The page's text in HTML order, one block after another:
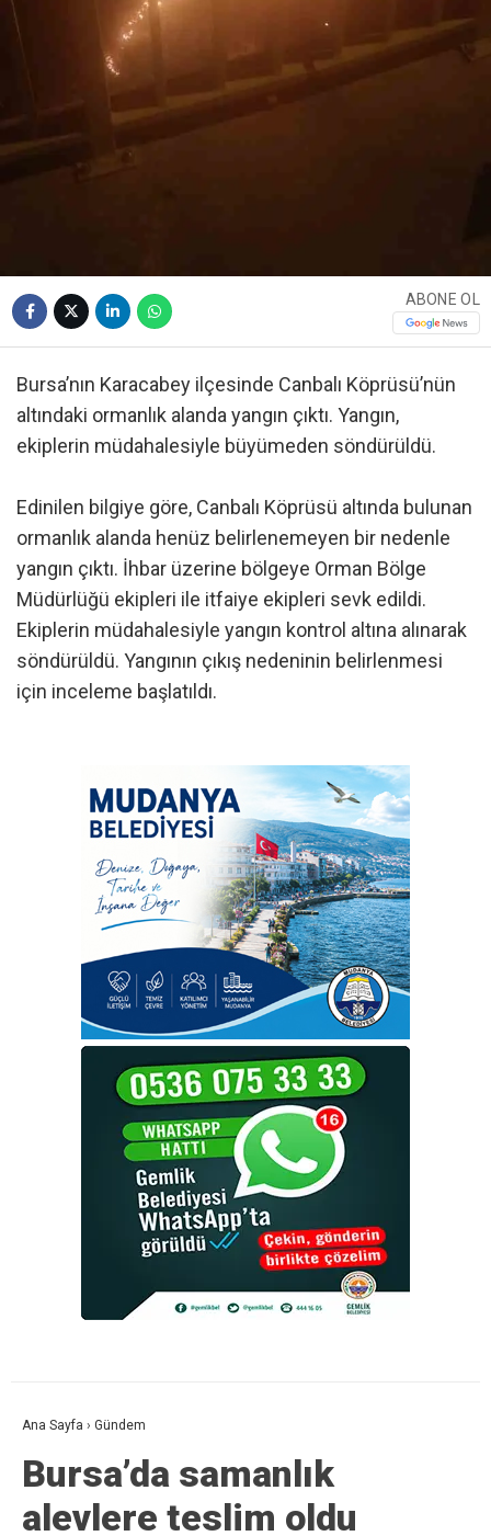
ABONE OL
Bursa’nın Karacabey ilçesinde Canbalı Köprüsü’nün
altındaki ormanlık alanda yangın çıktı. Yangın,
ekiplerin müdahalesiyle büyümeden söndürüldü.
Edinilen bilgiye göre, Canbalı Köprüsü altında bulunan
ormanlık alanda henüz belirlenemeyen bir nedenle
yangın çıktı. İhbar üzerine bölgeye Orman Bölge
Müdürlüğü ekipleri ile itfaiye ekipleri sevk edildi.
Ekiplerin müdahalesiyle yangın kontrol altına alınarak
söndürüldü. Yangının çıkış nedeninin belirlenmesi
için inceleme başlatıldı.
Ana Sayfa › Gündem
Bursa’da samanlık
alevlere teslim oldu